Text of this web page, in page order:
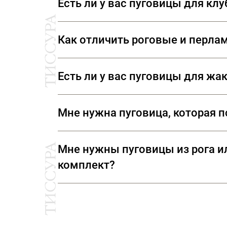
Есть ли у вас пуговицы для
символикой. Также вы можете
Как отличить роговые и
идеально идентичны. Натуральный
согреется. Перламутровые
Есть ли у вас пуговицы для
«Шанель», но и различную тесьму,
Мне нужна пуговица, которая
ювелирных изделий.
Мне нужны пуговицы из рога
комплект?